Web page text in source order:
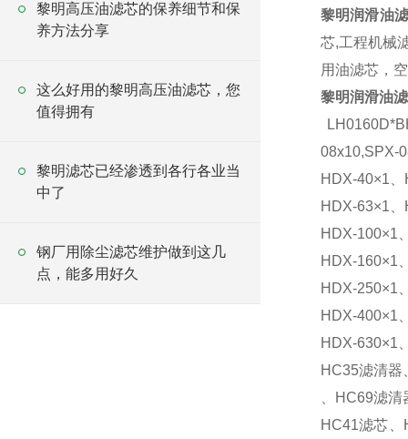
黎明高压油滤芯的保养细节和保
养方法分享
这么好用的黎明高压油滤芯，您
值得拥有
黎明滤芯已经渗透到各行各业当
中了
钢厂用除尘滤芯维护做到这几
点，能多用好久
黎明润滑油
芯,工程机械
用油滤芯，
黎明润滑油
08x10,SPX-
HDX-40×1
HDX-63×1
HDX-100×1
HDX-160×1
HDX-250×1
HDX-400×1
HDX-630×1
HC35滤清器
、HC69滤
HC41滤芯